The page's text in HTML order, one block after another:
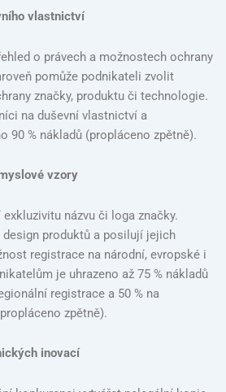
vlastnictví
o právech a možnostech ochrany
pomůže podnikateli zvolit
značky, produktu či technologie.
na duševní vlastnictví a
90 % nákladů (propláceno zpětně).
vzory
názvu či loga značky.
design produktů a posilují jejich
registrace na národní, evropské i
je uhrazeno až 75 % nákladů
registrace a 50 % na
zpětně).
inovací